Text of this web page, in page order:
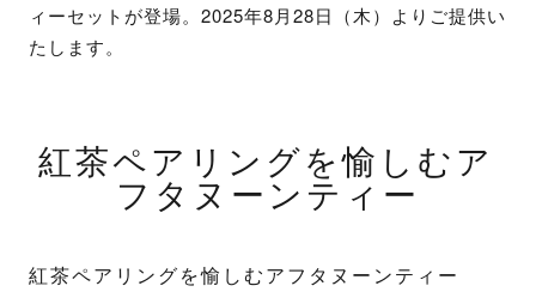
ィーセットが登場。2025年8月28日（木）よりご提供い
たします。
紅茶ペアリングを愉しむア
フタヌーンティー
紅茶ペアリングを愉しむアフタヌーンティー